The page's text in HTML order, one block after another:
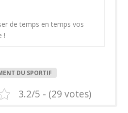
de temps en temps vos
!
DU SPORTIF
3.2/5 - (29 votes)